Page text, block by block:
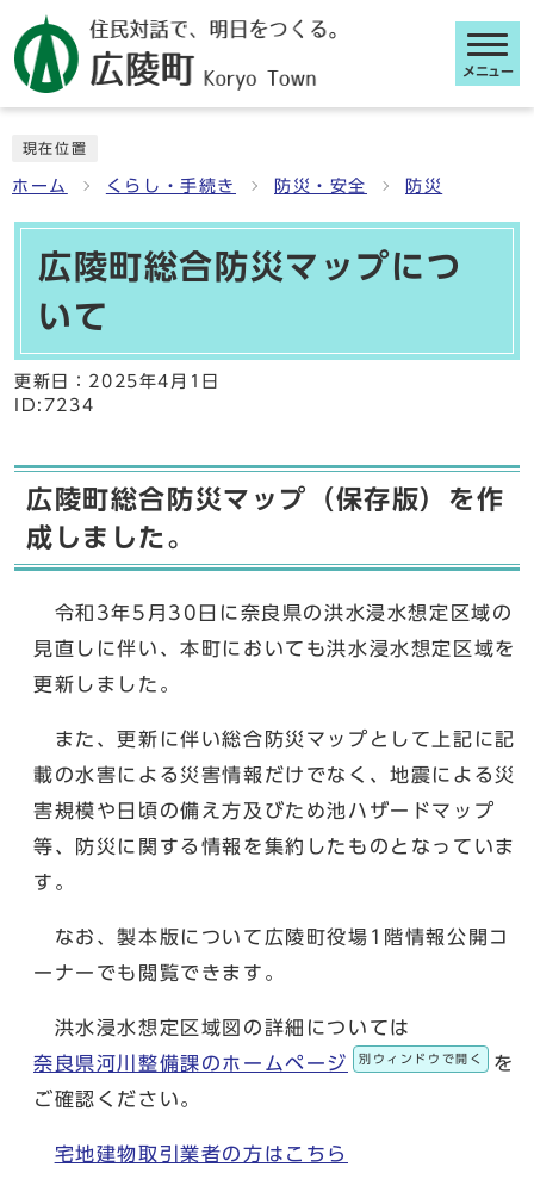
メニュー
現在位置
ホーム くらし・手続き 防災・安全 防災
広陵町総合防災マップにつ
いて
更新日： 2025年4月1日
ID:7234
広陵町総合防災マップ（保存版）を作
成しました。
令和3年5月30日に奈良県の洪水浸水想定区域の
見直しに伴い、本町においても洪水浸水想定区域を
更新しました。
また、更新に伴い総合防災マップとして上記に記
載の水害による災害情報だけでなく、地震による災
害規模や日頃の備え方及びため池ハザードマップ
等、防災に関する情報を集約したものとなっていま
す。
なお、製本版について広陵町役場1階情報公開コ
ーナーでも閲覧できます。
洪水浸水想定区域図の詳細については
奈良県河川整備課のホームページ
別ウィンドウで開く
を
ご確認ください。
宅地建物取引業者の方はこちら